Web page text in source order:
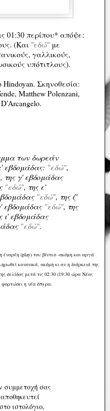
01:30 περίπου* απόψε:
(Και "εδώ" με
γαλλικούς,
υπότιτλους).
Σκηνοθεσία:
Matthew Polenzani,
των δωρεάν
εβδομάδας: "εδώ",
, της γ' εβδομάδας
"εδώ", της ε'
"εδώ", της ζ'
εβδομάδας "εδώ", της
ι' εβδομάδας
"εδώ".
(play) του βίντεο -ακόμη και αργά
κανονικά, ακόμη κι αν η διάρκειά της
σελίδας μετά τις 02:30 (19:30 ώρα Νέας
φορτώσει η νέα όπερα.
συμμετοχή σας
ιστολόγιο,